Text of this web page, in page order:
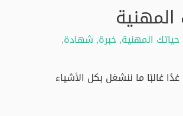
حياتك المهنية,خبرة, شهادة,
غالبًا ما ننشغل بكل الأشياء